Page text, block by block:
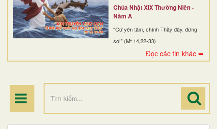
Chúa Nhật XIX Thường Niên -
Năm A
“Cứ yên tâm, chính Thầy đây, đừng
sợ!” (Mt 14,22-33)
Đọc các tin khác ➥
BAN MỤC VỤ
ĐOÀN THỂ CG
ĐIỂM HÀNH HƯƠNG